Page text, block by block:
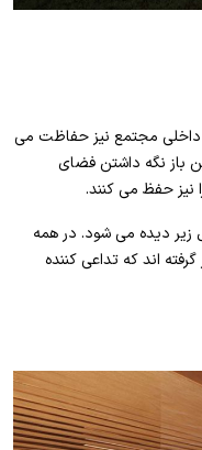
داخلی مجتمع نیز حفاظت می
باز نگه داشتن فضای
نیز حفظ می کنند.
زیر دیده می شود. در همه
اند که تداعی کننده